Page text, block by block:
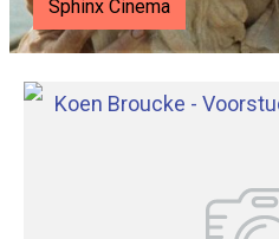
Sphinx Cinema